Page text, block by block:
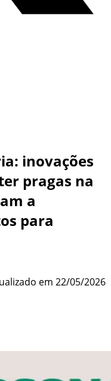
inovações
pragas na
a
para
em 22/05/2026